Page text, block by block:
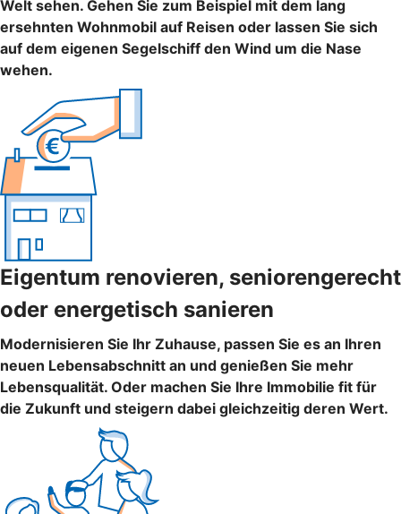
Welt sehen. Gehen Sie zum Beispiel mit dem lang
ersehnten Wohnmobil auf Reisen oder lassen Sie sich
auf dem eigenen Segelschiff den Wind um die Nase
wehen.
Eigentum renovieren, seniorengerecht
oder energetisch sanieren
Modernisieren Sie Ihr Zuhause, passen Sie es an Ihren
neuen Lebensabschnitt an und genießen Sie mehr
Lebensqualität. Oder machen Sie Ihre Immobilie fit für
die Zukunft und steigern dabei gleichzeitig deren Wert.